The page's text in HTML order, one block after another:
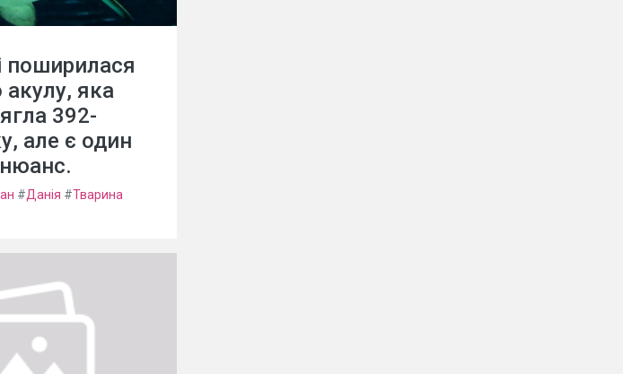
поширилася
акулу, яка
392-
але є один
#Данія #Тварина